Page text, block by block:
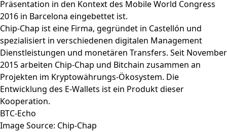
Präsentation in den Kontext des Mobile World Congress
2016 in Barcelona eingebettet ist.
Chip-Chap ist eine Firma, gegründet in Castellón und
spezialisiert in verschiedenen digitalen Management
Dienstleistungen und monetären Transfers. Seit November
2015 arbeiten Chip-Chap und Bitchain zusammen an
Projekten im Kryptowährungs-Ökosystem. Die
Entwicklung des E-Wallets ist ein Produkt dieser
Kooperation.
BTC-Echo
Image Source: Chip-Chap